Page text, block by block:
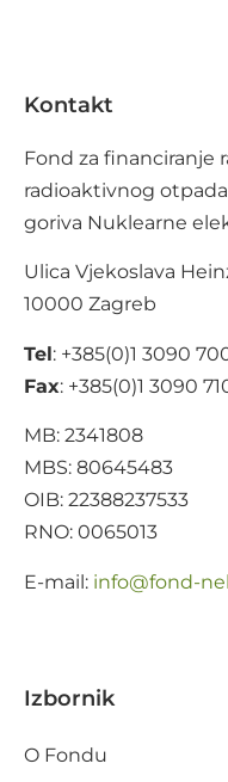
Kontakt
Fond za financiranje
radioaktivnog
goriva Nuklearne
Ulica Vjekoslava
10000 Zagreb
Tel: +385(0)1 3090
Fax: +385(0)1 3090
MB: 2341808
MBS: 80645483
OIB: 22388237533
RNO: 0065013
E-mail: rh.ken-
@ofni
Izbornik
O Fondu